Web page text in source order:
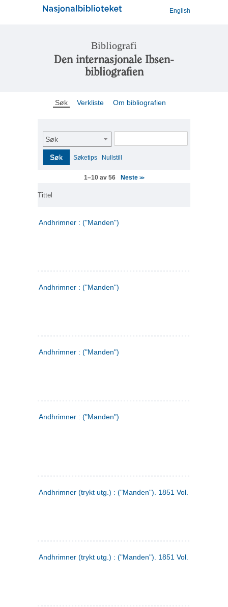
English
Bibliografi
Den internasjonale Ibsen-
bibliografien
Søk Verkliste Om bibliografien
Søk
Søk Søketips Nullstill
1–10 av 56 Neste>>
Tittel
Andhrimner : ("Manden")
Andhrimner : ("Manden")
Andhrimner : ("Manden")
Andhrimner : ("Manden")
Andhrimner (trykt utg.) : ("Manden"). 1851 Vol. 2 Nr. 1
Andhrimner (trykt utg.) : ("Manden"). 1851 Vol. 1 Nr. 10